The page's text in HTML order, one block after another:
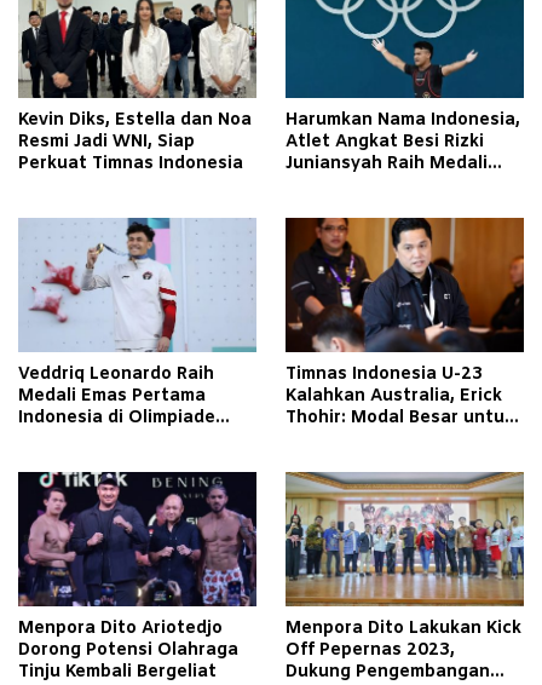
Kevin Diks, Estella dan Noa
Resmi Jadi WNI, Siap
Perkuat Timnas Indonesia
Harumkan Nama Indonesia,
Atlet Angkat Besi Rizki
Juniansyah Raih Medali
Veddriq Leonardo Raih
Medali Emas Pertama
Indonesia di Olimpiade
Timnas Indonesia U-23
Kalahkan Australia, Erick
Thohir: Modal Besar untuk
Menpora Dito Ariotedjo
Dorong Potensi Olahraga
Tinju Kembali Bergeliat
Menpora Dito Lakukan Kick
Off Pepernas 2023,
Dukung Pengembangan